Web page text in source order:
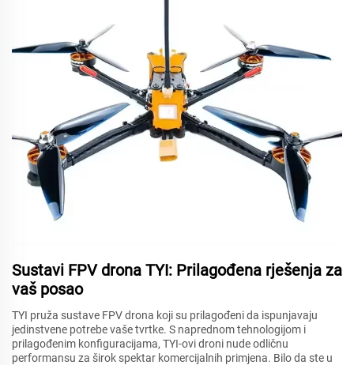
Sustavi FPV drona TYI: Prilagođena rješenja za
vaš posao
TYI pruža sustave FPV drona koji su prilagođeni da ispunjavaju
jedinstvene potrebe vaše tvrtke. S naprednom tehnologijom i
prilagođenim konfiguracijama, TYI-ovi droni nude odličnu
performansu za širok spektar komercijalnih primjena. Bilo da ste u